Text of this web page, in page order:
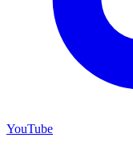
YouTube